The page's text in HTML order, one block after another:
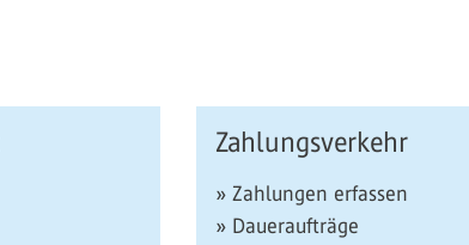
Zahlungsverkehr
» Zahlungen erfassen
» Daueraufträge